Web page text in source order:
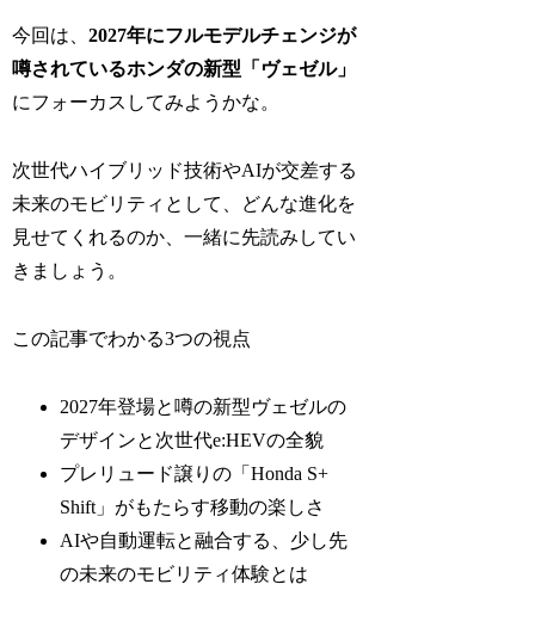
今回は、2027年にフルモデルチェンジが
噂されているホンダの新型「ヴェゼル」
にフォーカスしてみようかな。
次世代ハイブリッド技術やAIが交差する
未来のモビリティとして、どんな進化を
見せてくれるのか、一緒に先読みしてい
きましょう。
この記事でわかる3つの視点
2027年登場と噂の新型ヴェゼルの
デザインと次世代e:HEVの全貌
プレリュード譲りの「Honda S+
Shift」がもたらす移動の楽しさ
AIや自動運転と融合する、少し先
の未来のモビリティ体験とは